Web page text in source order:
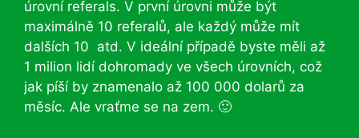
úrovní referals. V první úrovni může být
maximálně 10 referalů, ale každý může mít
dalších 10 atd. V ideální případě byste měli až
1 milion lidí dohromady ve všech úrovních, což
jak píší by znamenalo až 100 000 dolarů za
měsíc. Ale vraťme se na zem. 🙂